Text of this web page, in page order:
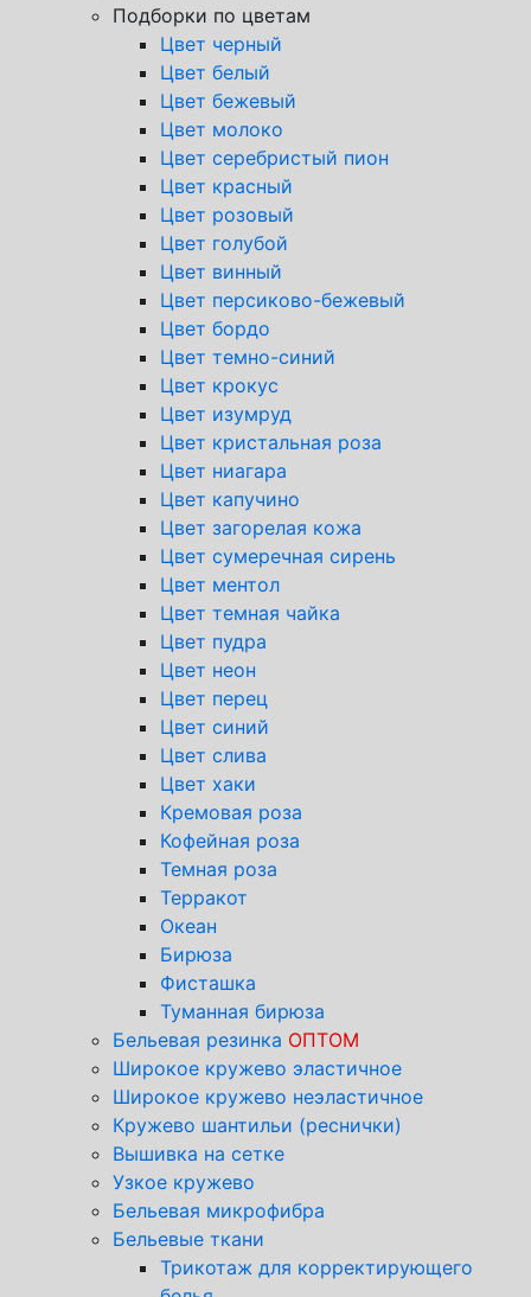
Подборки по цветам
Цвет черный
Цвет белый
Цвет бежевый
Цвет молоко
Цвет серебристый пион
Цвет красный
Цвет розовый
Цвет голубой
Цвет винный
Цвет персиково-бежевый
Цвет бордо
Цвет темно-синий
Цвет крокус
Цвет изумруд
Цвет кристальная роза
Цвет ниагара
Цвет капучино
Цвет загорелая кожа
Цвет сумеречная сирень
Цвет ментол
Цвет темная чайка
Цвет пудра
Цвет неон
Цвет перец
Цвет синий
Цвет слива
Цвет хаки
Кремовая роза
Кофейная роза
Темная роза
Терракот
Океан
Бирюза
Фисташка
Туманная бирюза
Бельевая резинка ОПТОМ
Широкое кружево эластичное
Широкое кружево неэластичное
Кружево шантильи (реснички)
Вышивка на сетке
Узкое кружево
Бельевая микрофибра
Бельевые ткани
Трикотаж для корректирующего